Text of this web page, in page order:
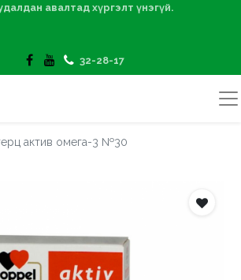
худалдан авалтад хүргэлт үнэгүй.
32-28-17
актив омега-3 №30